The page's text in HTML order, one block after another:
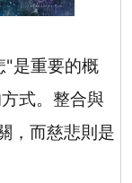
"是重要的概
式。整合與
，而慈悲則是